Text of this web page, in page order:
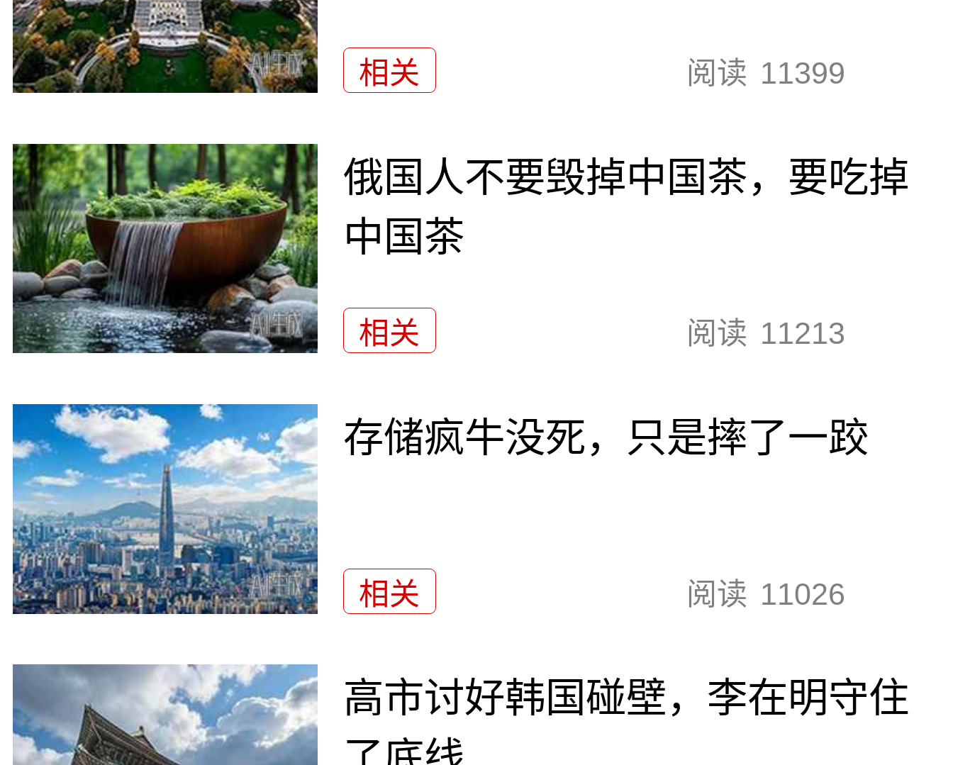
相关 阅读 11399
俄国人不要毁掉中国茶，要吃掉
中国茶
相关 阅读 11213
存储疯牛没死，只是摔了一跤
相关 阅读 11026
高市讨好韩国碰壁，李在明守住